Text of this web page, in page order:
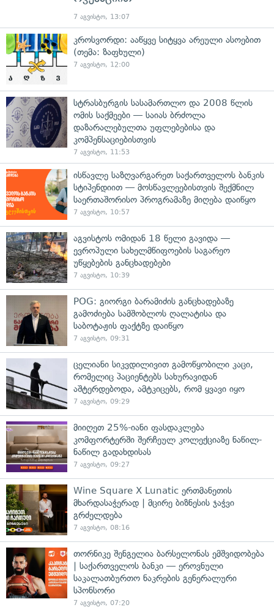
7 აგვისტო, 13:07
კროსვორდი: ააწყვე სიტყვა არეული ასოებით
(თემა: ზაფხული)
7 აგვისტო, 12:00
სტრასბურგის სასამართლო და 2008 წლის
ომის საქმეები — საიას ბრძოლა
დაზარალებულთა უფლებებისა და
კომპენსაციებისთვის
7 აგვისტო, 11:53
ისწავლე საზღვარგარეთ საქართველოს ბანკის
სტიპენდიით — მოსწავლეებისთვის შექმნილ
საერთაშორისო პროგრამაზე მიღება დაიწყო
7 აგვისტო, 10:57
აგვისტოს ომიდან 18 წელი გავიდა —
ევროპული სახელმწიფოების საგარეო
უწყებების განცხადებები
7 აგვისტო, 10:39
POG: გიორგი ბარამიძის განცხადებაზე
გამოძიება სამშობლოს ღალატისა და
საბოტაჟის ფაქტზე დაიწყო
7 აგვისტო, 09:31
ცელიანი სიკვდილივით გამოწყობილი კაცი,
რომელიც პაციენტებს სახურავიდან
აშტერდებოდა, ამტკიცებს, რომ ყვავი იყო
7 აგვისტო, 09:29
მიიღეთ 25%-იანი ფასდაკლება
კომფორტერში შერჩეულ კოლექციაზე ნაწილ-
ნაწილ გადახდისას
7 აგვისტო, 09:27
Wine Square X Lunatic ერთმანეთის
მხარდასაჭერად | მცირე ბიზნესის ჯაჭვი
გრძელდება
7 აგვისტო, 08:16
თორნიკე შენგელია ბარსელონას ემშვიდობება
| საქართველოს ბანკი — ეროვნული
საკალათბურთო ნაკრების გენერალური
სპონსორი
7 აგვისტო, 07:20